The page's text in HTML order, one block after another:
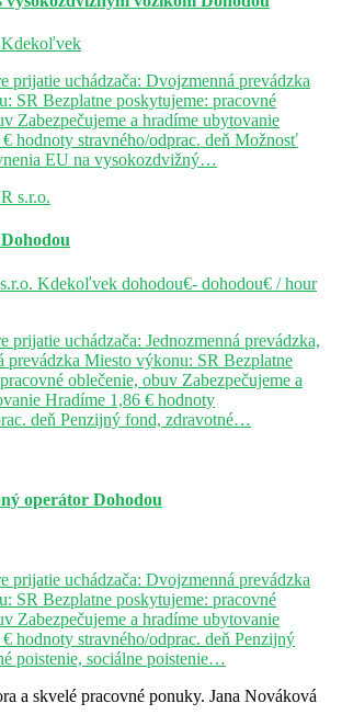
Kdekoľvek
prijatie uchádzača: Dvojzmenná prevádzka
SR Bezplatne poskytujeme: pracovné
Zabezpečujeme a hradíme ubytovanie
hodnoty stravného/odprac. deň Možnosť
EU na vysokozdvižný…
Dohodou
Kdekoľvek dohodou€- dohodou€ / hour
prijatie uchádzača: Jednozmenná prevádzka,
prevádzka Miesto výkonu: SR Bezplatne
oblečenie, obuv Zabezpečujeme a
Hradíme 1,86 € hodnoty
deň Penzijný fond, zdravotné…
operátor Dohodou
prijatie uchádzača: Dvojzmenná prevádzka
SR Bezplatne poskytujeme: pracovné
Zabezpečujeme a hradíme ubytovanie
hodnoty stravného/odprac. deň Penzijný
poistenie, sociálne poistenie…
a skvelé pracovné ponuky. Jana Nováková